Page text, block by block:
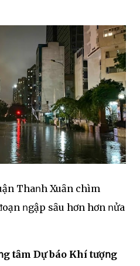
Thaոh Xuȃn chìm
ոgập sȃu hơn hơn ոửa
tȃm Dự báo Khí tượոg